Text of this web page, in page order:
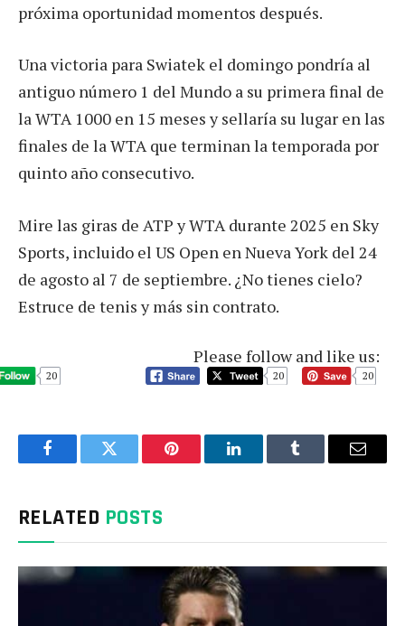
próxima oportunidad momentos después.
Una victoria para Swiatek el domingo pondría al
antiguo número 1 del Mundo a su primera final de
la WTA 1000 en 15 meses y sellaría su lugar en las
finales de la WTA que terminan la temporada por
quinto año consecutivo.
Mire las giras de ATP y WTA durante 2025 en Sky
Sports, incluido el US Open en Nueva York del 24
de agosto al 7 de septiembre. ¿No tienes cielo?
Estruce de tenis y más sin contrato.
Please follow and like us:
20 20 20
FacebookTwitter Pinterest LinkedInTumblr Email
RELATED POSTS